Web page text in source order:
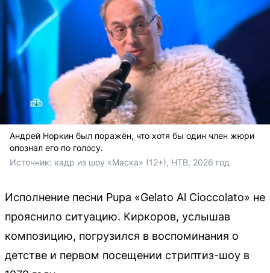
Андрей Норкин был поражён, что хотя бы один член жюри
опознал его по голосу.
Источник: кадр из шоу «Маска» (12+), НТВ, 2026 год
Исполнение песни Pupa «Gelato Al Cioccolato» не
прояснило ситуацию. Киркоров, услышав
композицию, погрузился в воспоминания о
детстве и первом посещении стриптиз-шоу в